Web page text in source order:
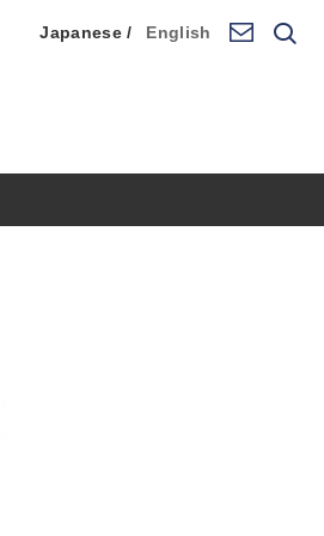
Japanese / English